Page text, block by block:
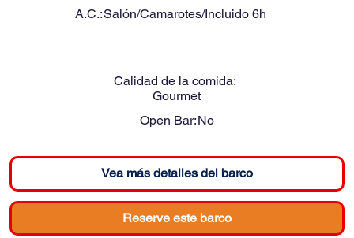
A.C.:Salón/Camarotes/Incluido 6h
Calidad de la comida:
Gourmet
Open Bar:No
Vea más detalles del barco
Reserve este barco